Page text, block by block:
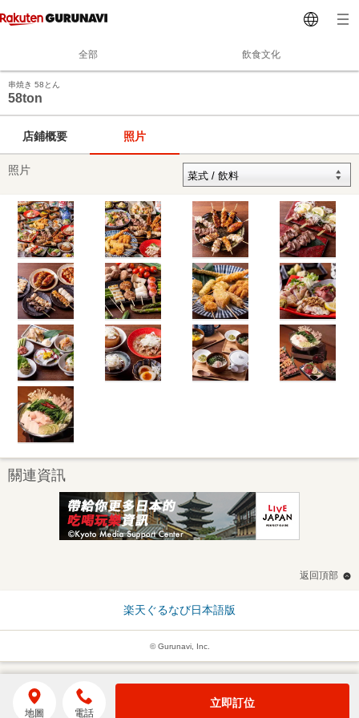
全部 飲食文化
串焼き 58とん
58ton
店鋪概要 照片
照片
關連資訊
返回頂部
楽天ぐるなび日本語版
© Gurunavi, Inc.
地圖 電話
立即訂位